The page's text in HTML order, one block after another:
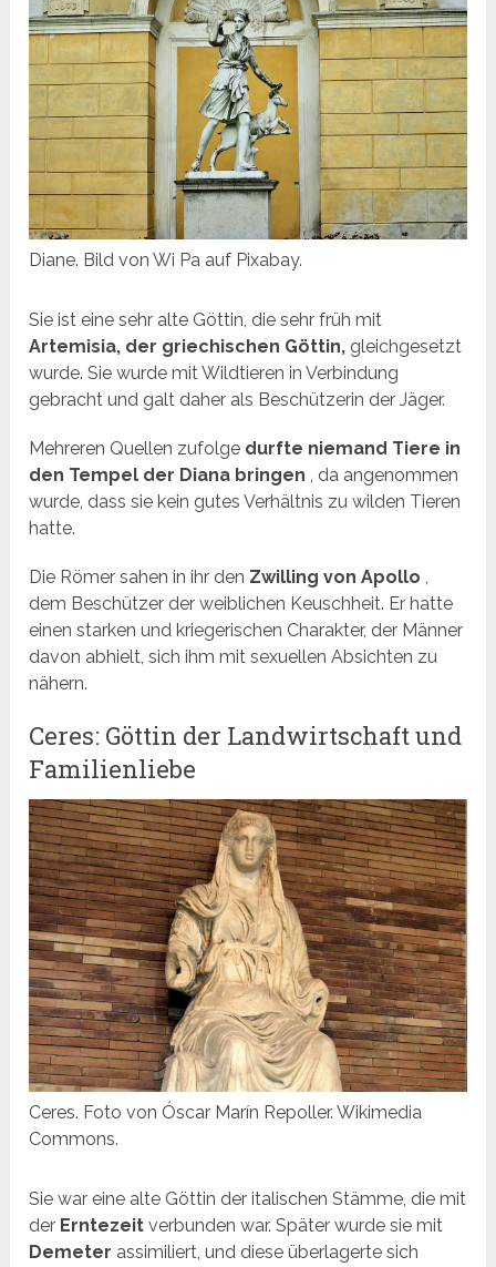
Diane. Bild von Wi Pa auf Pixabay.
Sie ist eine sehr alte Göttin, die sehr früh mit
Artemisia, der griechischen Göttin, gleichgesetzt
wurde. Sie wurde mit Wildtieren in Verbindung
gebracht und galt daher als Beschützerin der Jäger.
Mehreren Quellen zufolge durfte niemand Tiere in
den Tempel der Diana bringen , da angenommen
wurde, dass sie kein gutes Verhältnis zu wilden Tieren
hatte.
Die Römer sahen in ihr den Zwilling von Apollo ,
dem Beschützer der weiblichen Keuschheit. Er hatte
einen starken und kriegerischen Charakter, der Männer
davon abhielt, sich ihm mit sexuellen Absichten zu
nähern.
Ceres: Göttin der Landwirtschaft und
Familienliebe
Ceres. Foto von Óscar Marín Repoller. Wikimedia
Commons.
Sie war eine alte Göttin der italischen Stämme, die mit
der Erntezeit verbunden war. Später wurde sie mit
Demeter assimiliert, und diese überlagerte sich